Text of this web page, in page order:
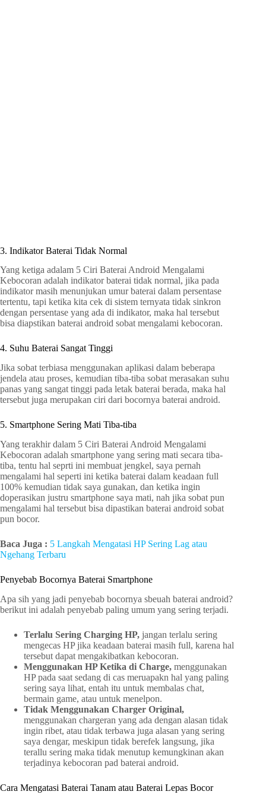
3. Indikator Baterai Tidak Normal
Yang ketiga adalam 5 Ciri Baterai Android Mengalami
Kebocoran adalah indikator baterai tidak normal, jika pada
indikator masih menunjukan umur baterai dalam persentase
tertentu, tapi ketika kita cek di sistem ternyata tidak sinkron
dengan persentase yang ada di indikator, maka hal tersebut
bisa diapstikan baterai android sobat mengalami kebocoran.
4. Suhu Baterai Sangat Tinggi
Jika sobat terbiasa menggunakan aplikasi dalam beberapa
jendela atau proses, kemudian tiba-tiba sobat merasakan suhu
panas yang sangat tinggi pada letak baterai berada, maka hal
tersebut juga merupakan ciri dari bocornya baterai android.
5. Smartphone Sering Mati Tiba-tiba
Yang terakhir dalam 5 Ciri Baterai Android Mengalami
Kebocoran adalah smartphone yang sering mati secara tiba-
tiba, tentu hal seprti ini membuat jengkel, saya pernah
mengalami hal seperti ini ketika baterai dalam keadaan full
100% kemudian tidak saya gunakan, dan ketika ingin
doperasikan justru smartphone saya mati, nah jika sobat pun
mengalami hal tersebut bisa dipastikan baterai android sobat
pun bocor.
Baca Juga : 5 Langkah Mengatasi HP Sering Lag atau
Ngehang Terbaru
Penyebab Bocornya Baterai Smartphone
Apa sih yang jadi penyebab bocornya sbeuah baterai android?
berikut ini adalah penyebab paling umum yang sering terjadi.
Terlalu Sering Charging HP, jangan terlalu sering
mengecas HP jika keadaan baterai masih full, karena hal
tersebut dapat mengakibatkan kebocoran.
Menggunakan HP Ketika di Charge, menggunakan
HP pada saat sedang di cas meruapakn hal yang paling
sering saya lihat, entah itu untuk membalas chat,
bermain game, atau untuk menelpon.
Tidak Menggunakan Charger Original,
menggunakan chargeran yang ada dengan alasan tidak
ingin ribet, atau tidak terbawa juga alasan yang sering
saya dengar, meskipun tidak berefek langsung, jika
terallu sering maka tidak menutup kemungkinan akan
terjadinya kebocoran pad baterai android.
Cara Mengatasi Baterai Tanam atau Baterai Lepas Bocor